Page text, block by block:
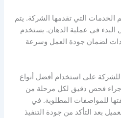
التي تقدمها الشركة. يتم
البدء في عملية الدهان. يستخدم
لضمان جودة العمل وسرعة
على استخدام أفضل أنواع
إجراء فحص دقيق لكل مرحلة من
للمواصفات المطلوبة. في
بعد التأكد من جودة التنفيذ